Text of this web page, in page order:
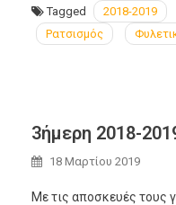
Tagged 2018-2019
Ρατσισμός
3ήμερη 2018-
18 Μαρτίου 2019
Με τις αποσκευές τους